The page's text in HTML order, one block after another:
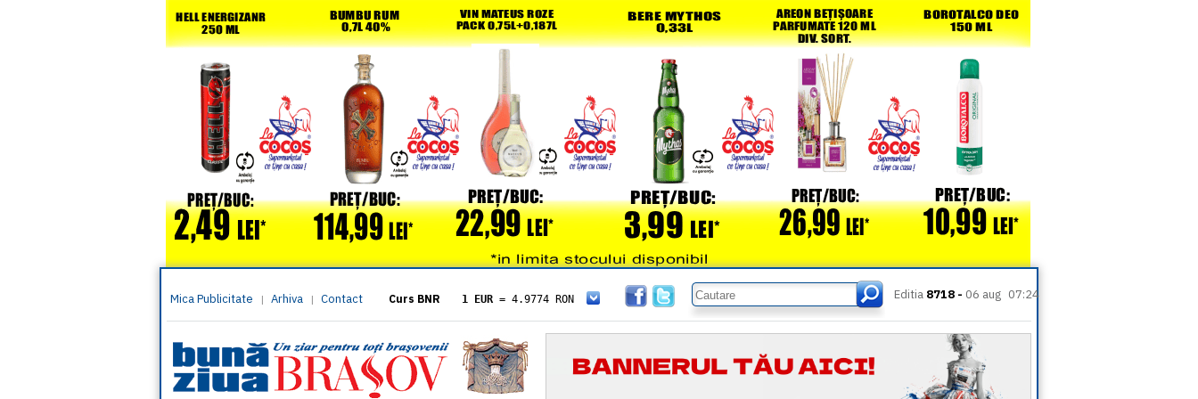
Mica Publicitate | Arhiva | Contact Curs BNR 1 EUR = 4.9774 RON
= 5.8304 RON
1 XAU= 464.4611 RON
1 AED= 1.1933 RON
1 AUD= 2.7957 RON
1 BGN= 2.5449 RON
Editia 8718 - 06 aug 07:24